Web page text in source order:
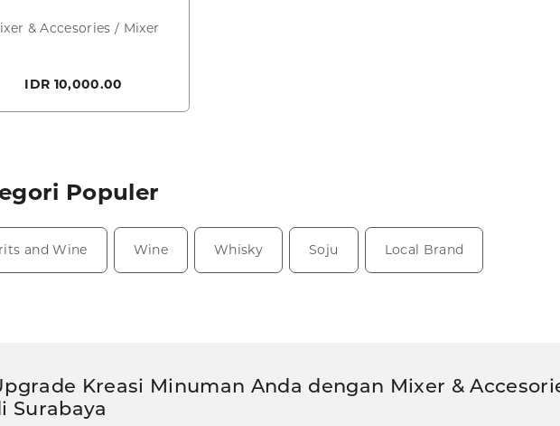
& Accesories / Mixer
IDR 10,000.00
Populer
and Wine Wine Whisky Soju Local Brand
Kreasi Minuman Anda dengan Mixer &
Surabaya